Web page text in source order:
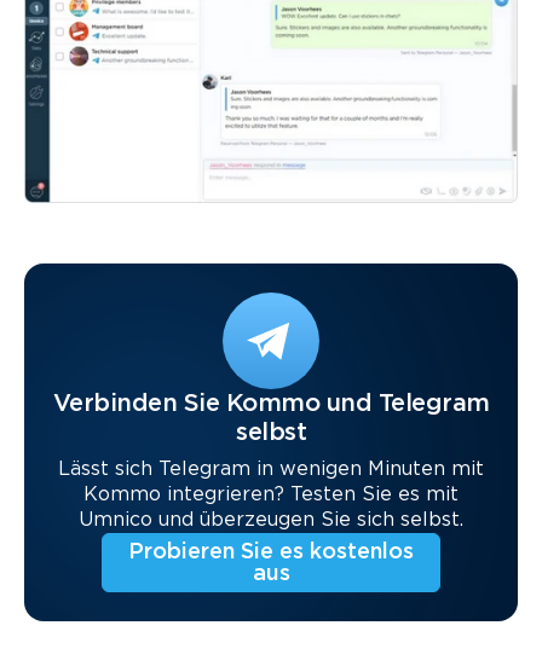
Verbinden Sie Kommo und Telegram
selbst
Lässt sich Telegram in wenigen Minuten mit
Kommo integrieren? Testen Sie es mit
Umnico und überzeugen Sie sich selbst.
Probieren Sie es kostenlos
aus